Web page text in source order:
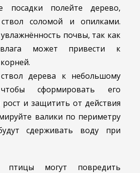
посадки полейте дерево,
соломой и опилками.
почвы, так как
может привести к
дерева к небольшому
сформировать его
и защитить от действия
валики по периметру
сдерживать воду при
могут повредить